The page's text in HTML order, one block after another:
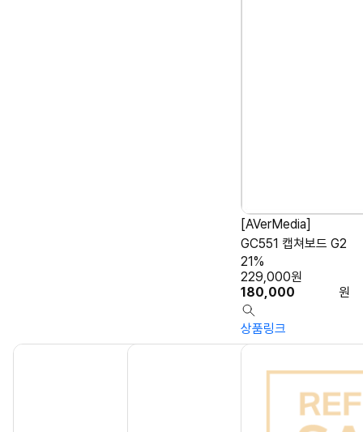
[AVerMedia]
GC551 캡쳐보드 G2
180,000 원
229,000원
21%
상품링크